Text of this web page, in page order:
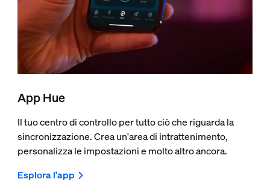
App Hue
Il tuo centro di controllo per tutto ciò che riguarda la
sincronizzazione. Crea un'area di intrattenimento,
personalizza le impostazioni e molto altro ancora.
Esplora l'app